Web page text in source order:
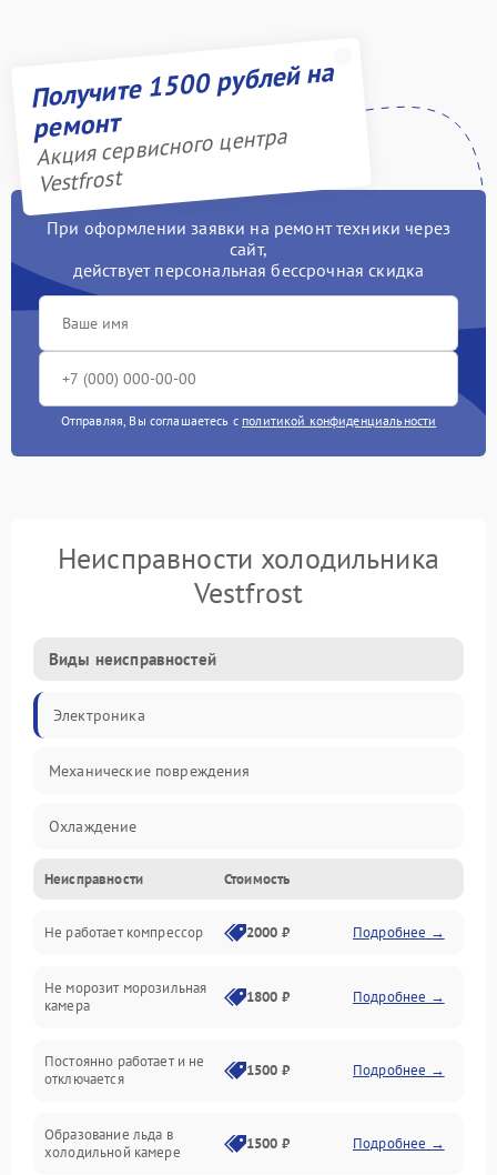
Получите 1500 рублей на
ремонт
Акция сервисного центра
Vestfrost
При оформлении заявки на ремонт техники через
сайт,
действует персональная бессрочная скидка
Отправляя, Вы соглашаетесь с политикой конфиденциальности
Неисправности холодильника
Vestfrost
Виды неисправностей
Электроника
Механические повреждения
Охлаждение
Механика
Электропитание
Дренаж
Неисправности Стоимость
Не работает компрессор 2000 ₽ Подробнее →
Не морозит морозильная
камера
1800 ₽ Подробнее →
Постоянно работает и не
отключается
1500 ₽ Подробнее →
Образование льда в
холодильной камере
1500 ₽ Подробнее →